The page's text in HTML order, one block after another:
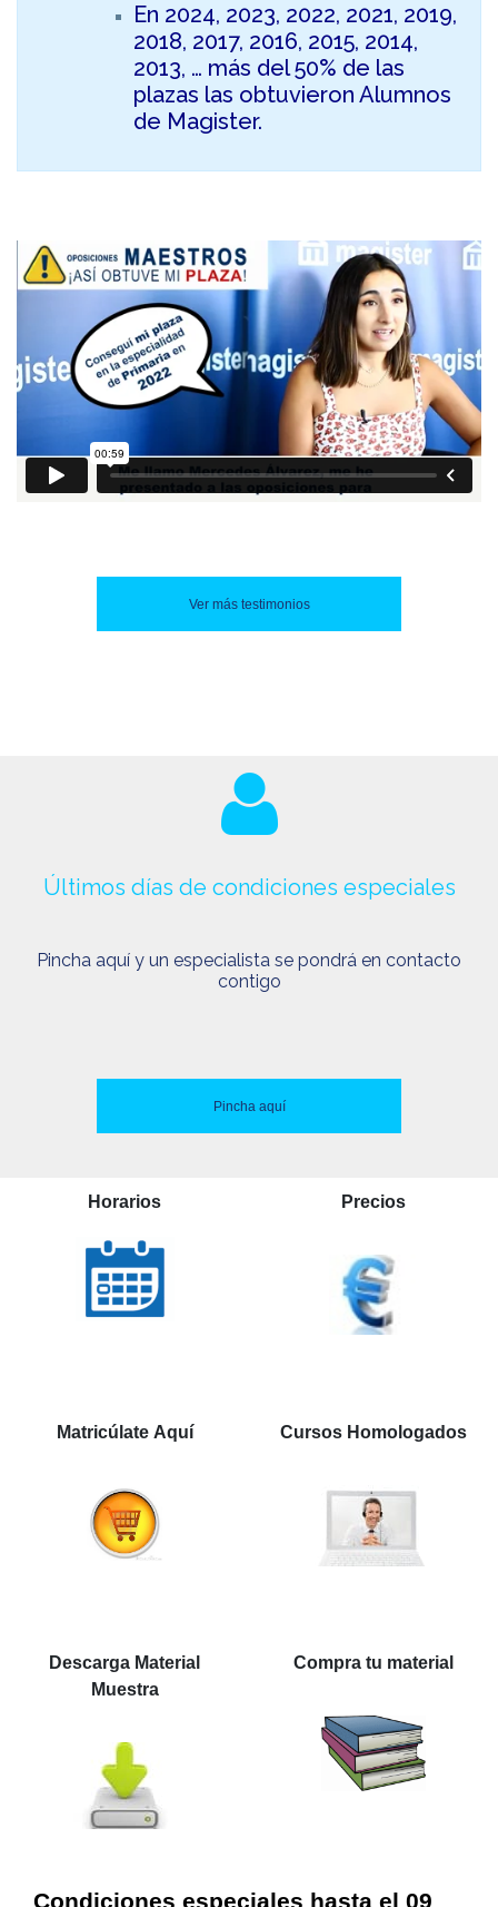
En 2024, 2023, 2022, 2021, 2019,
2018, 2017, 2016, 2015, 2014,
2013, … más del 50% de las
plazas las obtuvieron Alumnos
de Magister.
Ver más testimonios
Últimos días de condiciones especiales
Pincha aquí y un especialista se pondrá en contacto
contigo
Pincha aquí
Horarios Precios
Matricúlate Aquí Cursos Homologados
Descarga Material
Muestra
Compra tu material
Condiciones especiales hasta el 09